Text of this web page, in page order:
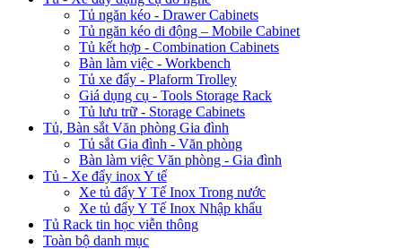
Tủ ngăn kéo - Drawer Cabinets
Tủ ngăn kéo di động – Mobile Cabinet
Tủ kết hợp - Combination Cabinets
Bàn làm việc - Workbench
Tủ xe đẩy - Plaform Trolley
Giá dụng cụ - Tools Storage Rack
Tủ lưu trữ - Storage Cabinets
Tủ, Bàn sắt Văn phòng Gia đình
Tủ sắt Gia đình - Văn phòng
Bàn làm việc Văn phòng - Gia đình
Tủ - Xe đẩy inox Y tế
Xe tủ đẩy Y Tế Inox Trong nước
Xe tủ đẩy Y Tế Inox Nhập khẩu
Tủ Rack tin học viễn thông
Toàn bộ danh mục